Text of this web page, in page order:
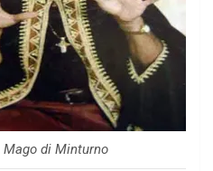
Mago di Minturno